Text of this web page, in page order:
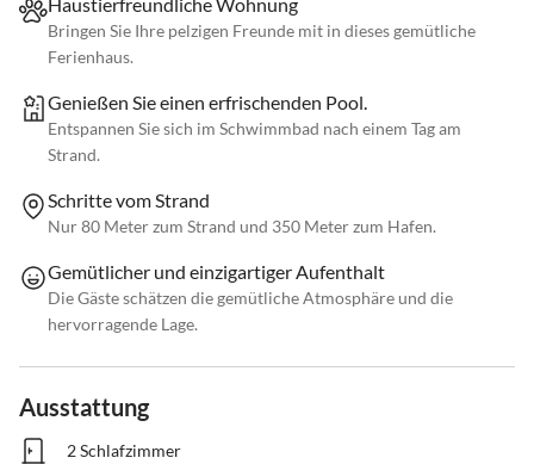
Haustierfreundliche Wohnung
Bringen Sie Ihre pelzigen Freunde mit in dieses gemütliche
Ferienhaus.
Genießen Sie einen erfrischenden Pool.
Entspannen Sie sich im Schwimmbad nach einem Tag am
Strand.
Schritte vom Strand
Nur 80 Meter zum Strand und 350 Meter zum Hafen.
Gemütlicher und einzigartiger Aufenthalt
Die Gäste schätzen die gemütliche Atmosphäre und die
hervorragende Lage.
Ausstattung
2 Schlafzimmer